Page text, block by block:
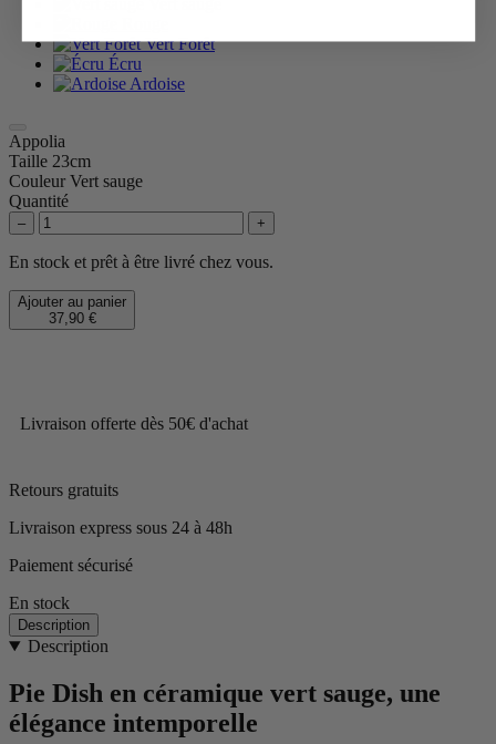
Vert Forêt
Écru
Ardoise
Appolia
Taille 23cm
Couleur Vert sauge
Quantité
– +
En stock et prêt à être livré chez vous.
Ajouter au panier
37,90 €
Livraison offerte dès 50€ d'achat
Retours gratuits
Livraison express sous 24 à 48h
Paiement sécurisé
En stock
Description
Description
Pie Dish en céramique vert sauge, une
élégance intemporelle